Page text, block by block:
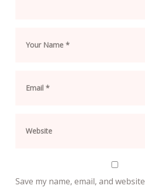
Save my name, email, and